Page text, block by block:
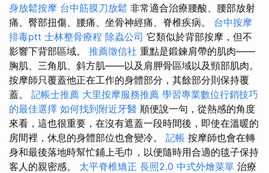
身放鬆按摩 台中筋膜刀放鬆 非常適合治療腰酸、腰部放射
痛、臀部扭傷、腰痛、坐骨神經痛、脊椎疾病。 台中按摩
排毒ptt 士林整骨療程 除蟲公司 它類似於背部按摩，但不
影響下背部區域。 推薦徵信社 重點是鍛鍊肩帶的肌肉——
胸肌、三角肌、斜方肌——以及肩胛骨區域以及頸部肌肉。
按摩師只覆蓋他正在工作的身體部分，其餘部分則保持覆
蓋。 記帳士推薦 大里按摩服務推薦 學習專業數位行銷技巧
的最佳選擇 如何找到附近牙醫 順便說一句，從熱感的角度
來看，這也很重要，在沒有遮蓋一段時間後，即使在溫暖的
房間裡，休息的身體部位也會變冷。 記帳 按摩師也會在轉
身和最後落地時幫忙鋪上毛巾，以便隨時用合適的毯子保持
客人的親密感。 太平脊椎矯正 長照2.0 中式外燴菜單 治療